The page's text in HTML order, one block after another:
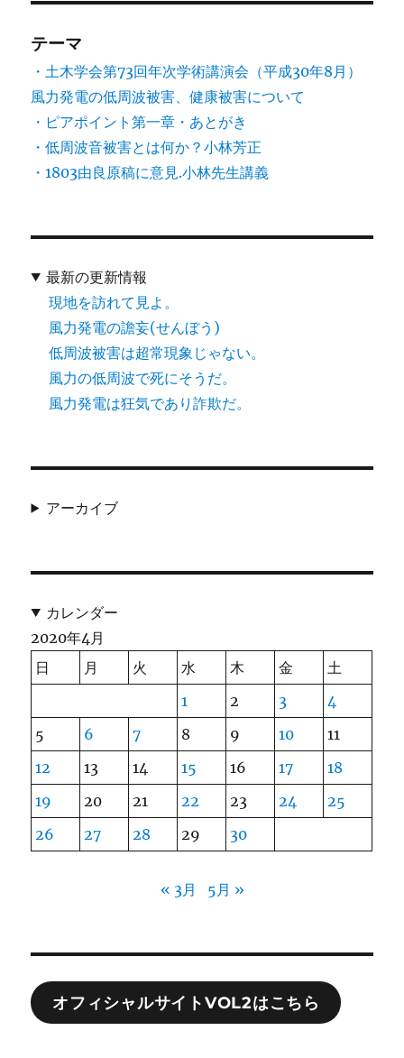
テーマ
・土木学会第73回年次学術講演会（平成30年8月）
風力発電の低周波被害、健康被害について
・ピアポイント第一章・あとがき
・低周波音被害とは何か？小林芳正
・1803由良原稿に意見.小林先生講義
最新の更新情報
現地を訪れて見よ。
風力発電の譫妄(せんぼう)
低周波被害は超常現象じゃない。
風力の低周波で死にそうだ。
風力発電は狂気であり詐欺だ。
アーカイブ
カレンダー
2020年4月
日
月 火 水 木 金
土
1
2 3
4
5
6 7 8 9 10
11
12
13 14 15 16 17
18
19
20 21 22 23 24
25
26
27 28 29 30
« 3月 5月 »
オフィシャルサイトVOL2はこちら